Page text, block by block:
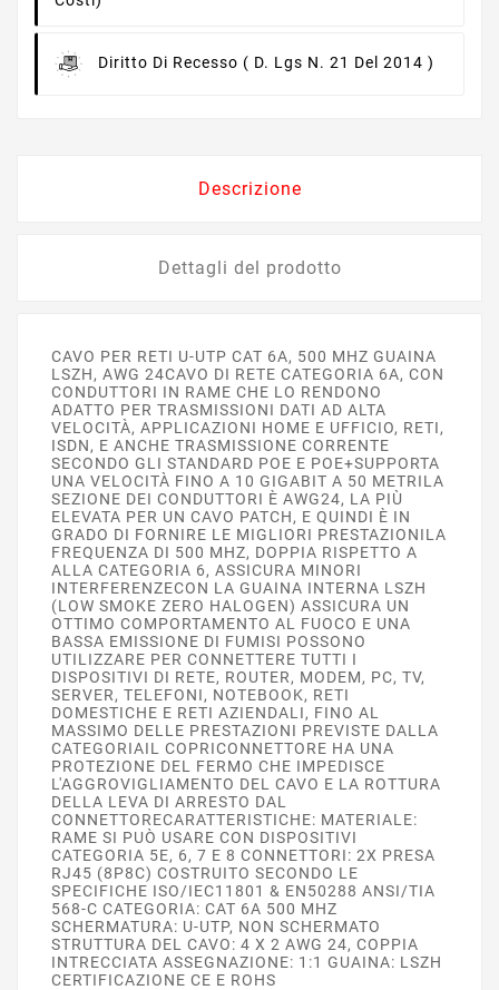
Diritto Di Recesso ( D. Lgs N. 21 Del 2014 )
Descrizione
Dettagli del prodotto
CAVO PER RETI U-UTP CAT 6A, 500 MHZ GUAINA
LSZH, AWG 24CAVO DI RETE CATEGORIA 6A, CON
CONDUTTORI IN RAME CHE LO RENDONO
ADATTO PER TRASMISSIONI DATI AD ALTA
VELOCITÀ, APPLICAZIONI HOME E UFFICIO, RETI,
ISDN, E ANCHE TRASMISSIONE CORRENTE
SECONDO GLI STANDARD POE E POE+SUPPORTA
UNA VELOCITÀ FINO A 10 GIGABIT A 50 METRILA
SEZIONE DEI CONDUTTORI È AWG24, LA PIÙ
ELEVATA PER UN CAVO PATCH, E QUINDI È IN
GRADO DI FORNIRE LE MIGLIORI PRESTAZIONILA
FREQUENZA DI 500 MHZ, DOPPIA RISPETTO A
ALLA CATEGORIA 6, ASSICURA MINORI
INTERFERENZECON LA GUAINA INTERNA LSZH
(LOW SMOKE ZERO HALOGEN) ASSICURA UN
OTTIMO COMPORTAMENTO AL FUOCO E UNA
BASSA EMISSIONE DI FUMISI POSSONO
UTILIZZARE PER CONNETTERE TUTTI I
DISPOSITIVI DI RETE, ROUTER, MODEM, PC, TV,
SERVER, TELEFONI, NOTEBOOK, RETI
DOMESTICHE E RETI AZIENDALI, FINO AL
MASSIMO DELLE PRESTAZIONI PREVISTE DALLA
CATEGORIAIL COPRICONNETTORE HA UNA
PROTEZIONE DEL FERMO CHE IMPEDISCE
L'AGGROVIGLIAMENTO DEL CAVO E LA ROTTURA
DELLA LEVA DI ARRESTO DAL
CONNETTORECARATTERISTICHE: MATERIALE:
RAME SI PUÒ USARE CON DISPOSITIVI
CATEGORIA 5E, 6, 7 E 8 CONNETTORI: 2X PRESA
RJ45 (8P8C) COSTRUITO SECONDO LE
SPECIFICHE ISO/IEC11801 & EN50288 ANSI/TIA
568-C CATEGORIA: CAT 6A 500 MHZ
SCHERMATURA: U-UTP, NON SCHERMATO
STRUTTURA DEL CAVO: 4 X 2 AWG 24, COPPIA
INTRECCIATA ASSEGNAZIONE: 1:1 GUAINA: LSZH
CERTIFICAZIONE CE E ROHS